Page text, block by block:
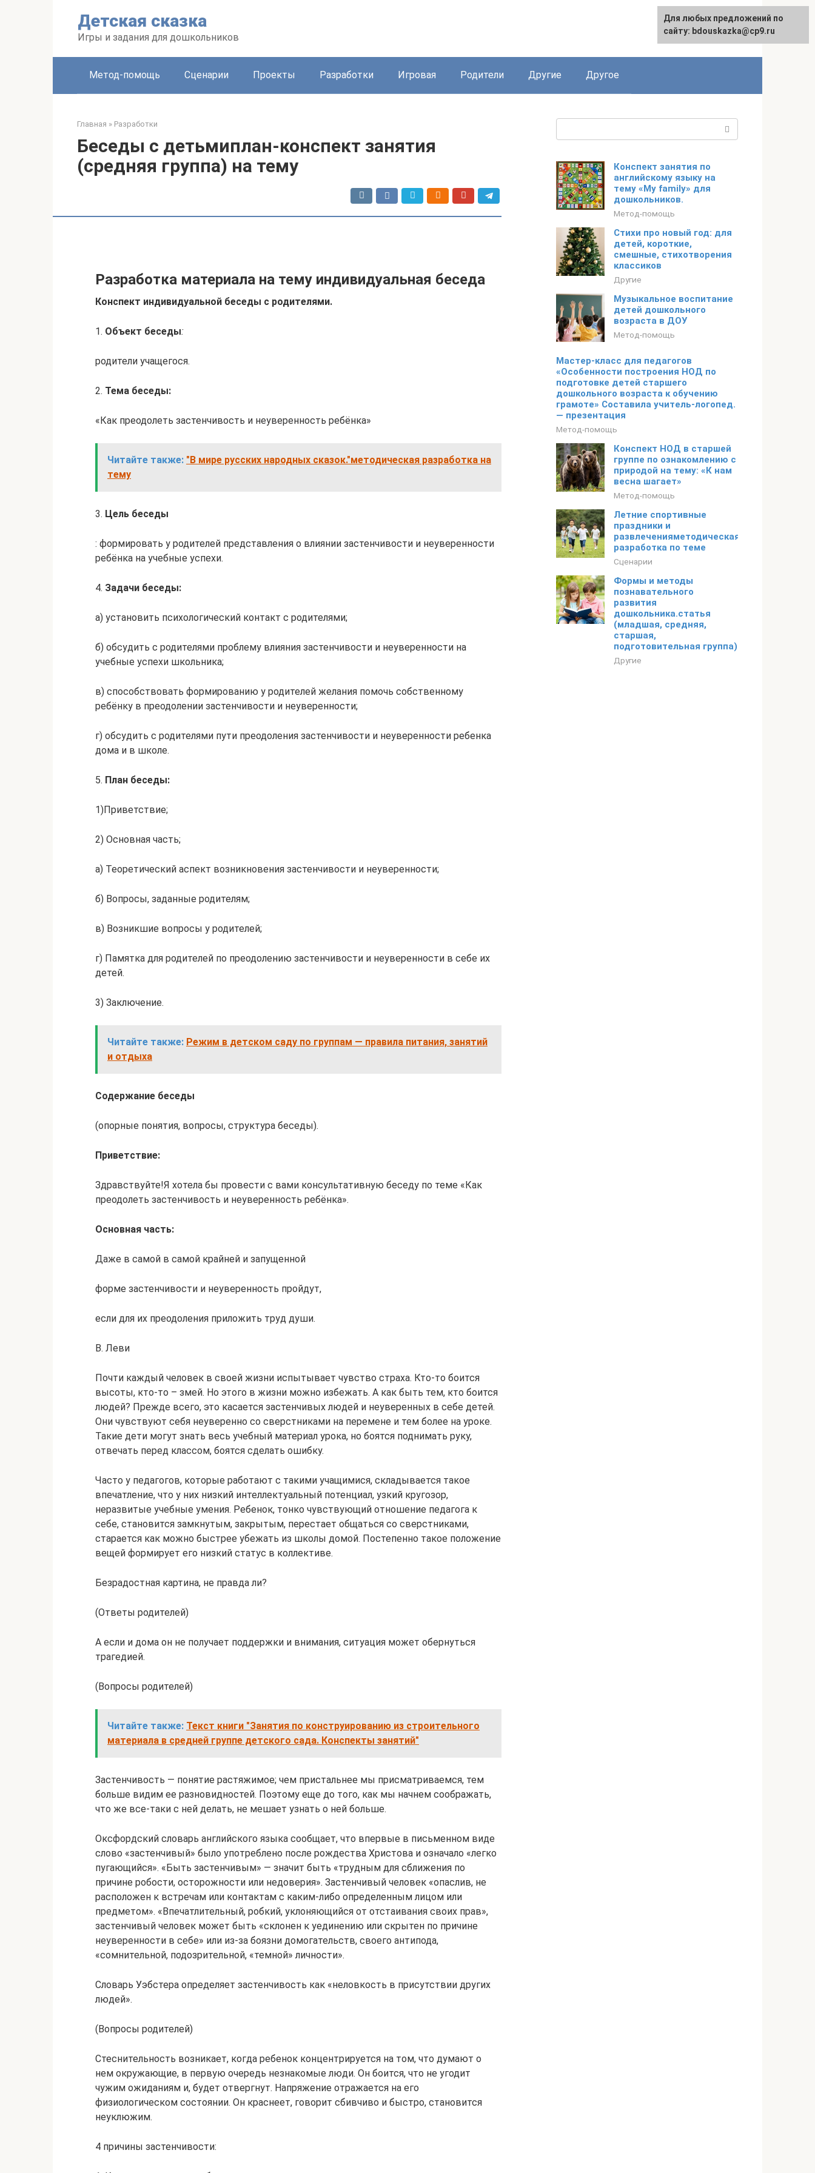
Детская сказка
Игры и задания для дошкольников
Метод-помощь Сценарии Проекты Разработки Игровая Родители Другие Другое
Главная » Разработки
Беседы с детьмиплан-конспект занятия
(средняя группа) на тему
Разработка материала на тему индивидуальная беседа
Конспект индивидуальной беседы с родителями.
1. Объект беседы:
родители учащегося.
2. Тема беседы:
«Как преодолеть застенчивость и неуверенность ребёнка»
Читайте также: "В мире русских народных сказок."методическая разработка на
тему
3. Цель беседы
: формировать у родителей представления о влиянии застенчивости и неуверенности
ребёнка на учебные успехи.
4. Задачи беседы:
а) установить психологический контакт с родителями;
б) обсудить с родителями проблему влияния застенчивости и неуверенности на
учебные успехи школьника;
в) способствовать формированию у родителей желания помочь собственному
ребёнку в преодолении застенчивости и неуверенности;
г) обсудить с родителями пути преодоления застенчивости и неуверенности ребенка
дома и в школе.
5. План беседы:
1)Приветствие;
2) Основная часть;
а) Теоретический аспект возникновения застенчивости и неуверенности;
б) Вопросы, заданные родителям;
в) Возникшие вопросы у родителей;
г) Памятка для родителей по преодолению застенчивости и неуверенности в себе их
детей.
3) Заключение.
Читайте также: Режим в детском саду по группам — правила питания, занятий
и отдыха
Содержание беседы
(опорные понятия, вопросы, структура беседы).
Приветствие:
Здравствуйте!Я хотела бы провести с вами консультативную беседу по теме «Как
преодолеть застенчивость и неуверенность ребёнка».
Основная часть:
Даже в самой в самой крайней и запущенной
форме застенчивости и неуверенность пройдут,
если для их преодоления приложить труд души.
В. Леви
Почти каждый человек в своей жизни испытывает чувство страха. Кто-то боится
высоты, кто-то – змей. Но этого в жизни можно избежать. А как быть тем, кто боится
людей? Прежде всего, это касается застенчивых людей и неуверенных в себе детей.
Они чувствуют себя неуверенно со сверстниками на перемене и тем более на уроке.
Такие дети могут знать весь учебный материал урока, но боятся поднимать руку,
отвечать перед классом, боятся сделать ошибку.
Часто у педагогов, которые работают с такими учащимися, складывается такое
впечатление, что у них низкий интеллектуальный потенциал, узкий кругозор,
неразвитые учебные умения. Ребенок, тонко чувствующий отношение педагога к
себе, становится замкнутым, закрытым, перестает общаться со сверстниками,
старается как можно быстрее убежать из школы домой. Постепенно такое положение
вещей формирует его низкий статус в коллективе.
Безрадостная картина, не правда ли?
(Ответы родителей)
А если и дома он не получает поддержки и внимания, ситуация может обернуться
трагедией.
(Вопросы родителей)
Читайте также: Текст книги "Занятия по конструированию из строительного
материала в средней группе детского сада. Конспекты занятий"
Застенчивость — понятие растяжимое; чем пристальнее мы присматриваемся, тем
больше видим ее разновидностей. Поэтому еще до того, как мы начнем соображать,
что же все-таки с ней делать, не мешает узнать о ней больше.
Оксфордский словарь английского языка сообщает, что впервые в письменном виде
слово «застенчивый» было употреблено после рождества Христова и означало «легко
пугающийся». «Быть застенчивым» — значит быть «трудным для сближения по
причине робости, осторожности или недоверия». Застенчивый человек «опаслив, не
расположен к встречам или контактам с каким-либо определенным лицом или
предметом». «Впечатлительный, робкий, уклоняющийся от отстаивания своих прав»,
застенчивый человек может быть «склонен к уединению или скрытен по причине
неуверенности в себе» или из-за боязни домогательств, своего антипода,
«сомнительной, подозрительной, «темной» личности».
Словарь Уэбстера определяет застенчивость как «неловкость в присутствии других
людей».
(Вопросы родителей)
Стеснительность возникает, когда ребенок концентрируется на том, что думают о
нем окружающие, в первую очередь незнакомые люди. Он боится, что не угодит
чужим ожиданиям и, будет отвергнут. Напряжение отражается на его
физиологическом состоянии. Он краснеет, говорит сбивчиво и быстро, становится
неуклюжим.
4 причины застенчивости:
Конспект занятия по
английскому языку на
тему «My family» для
дошкольников.
Метод-помощь
Стихи про новый год: для
детей, короткие,
смешные, стихотворения
классиков
Другие
Музыкальное воспитание
детей дошкольного
возраста в ДОУ
Метод-помощь
Мастер-класс для педагогов
«Особенности построения НОД по
подготовке детей старшего
дошкольного возраста к обучению
грамоте» Составила учитель-логопед.
— презентация
Метод-помощь
Конспект НОД в старшей
группе по ознакомлению с
природой на тему: «К нам
весна шагает»
Метод-помощь
Летние спортивные
праздники и
развлеченияметодическая
разработка по теме
Сценарии
Формы и методы
познавательного
развития
дошкольника.статья
(младшая, средняя,
старшая,
подготовительная группа)
Другие
Для любых предложений по
сайту: bdouskazka@cp9.ru